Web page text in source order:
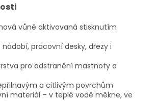
vůně aktivovaná stisknutím
pracovní desky, dřezy i
pro odstranění mastnoty a
a citlivým povrchům
materiál – v teplé vodě měkne, ve